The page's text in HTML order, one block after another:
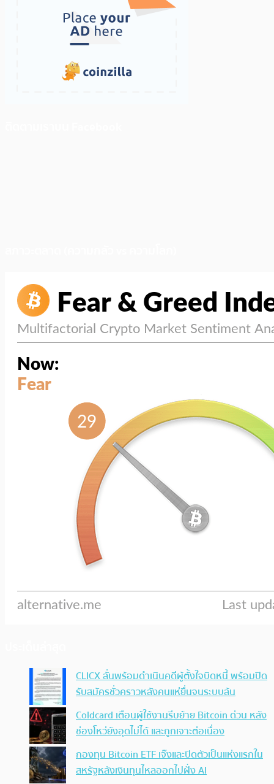
CLICX ลั่นพร้อมดำเนินคดีผู้ตั้งใจบิดหนี้ พร้อมปิด
รับสมัครชั่วคราวหลังคนแห่ยื่นจนระบบล้น
Coldcard เตือนผู้ใช้งานรีบย้าย Bitcoin ด่วน หลัง
ช่องโหว่ยังอุดไม่ได้ และถูกเจาะต่อเนื่อง
กองทุน Bitcoin ETF เจ๊งและปิดตัวเป็นแห่งแรกใน
สหรัฐหลังเงินทุนไหลออกไปฝั่ง AI